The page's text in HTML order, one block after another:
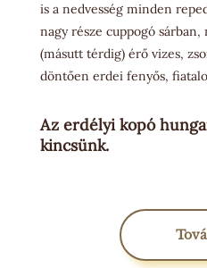
is a nedvesség minden
nagy része cuppogó
(másutt térdig) érő vizes,
döntően erdei fenyős,
Az erdélyi kopó
kincsünk.